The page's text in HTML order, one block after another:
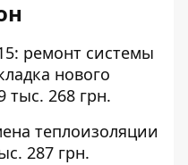
: ремонт системы
нового
тыс. 268 грн.
теплоизоляции
287 грн.